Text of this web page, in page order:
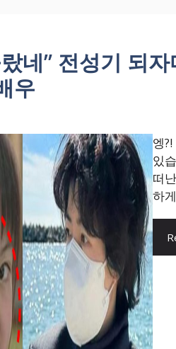
네” 전성기 되
우
엥
있
떠
하